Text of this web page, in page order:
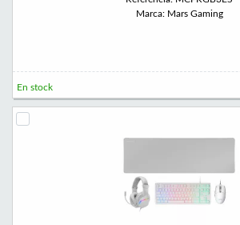
Marca: Mars Gaming
En stock